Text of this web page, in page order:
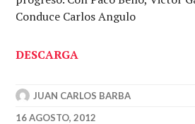
Conduce Carlos Angulo
DESCARGA
JUAN CARLOS BARBA
16 AGOSTO, 2012